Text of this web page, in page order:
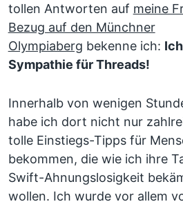
tollen Antworten auf meine
Bezug auf den Münchner
Olympiaberg bekenne ich:
Sympathie für Threads!
Innerhalb von wenigen
habe ich dort nicht nur
tolle Einstiegs-Tipps für
bekommen, die wie ich ihre
Swift-Ahnungslosigkeit
wollen. Ich wurde vor allem